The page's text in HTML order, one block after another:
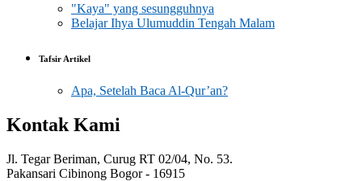
"Kaya" yang sesungguhnya
Belajar Ihya Ulumuddin Tengah Malam
Tafsir Artikel
Apa, Setelah Baca Al-Qur’an?
Kontak Kami
Jl. Tegar Beriman, Curug RT 02/04, No. 53.
Pakansari Cibinong Bogor - 16915